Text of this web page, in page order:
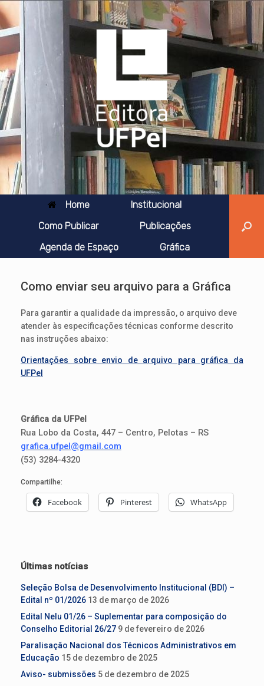
Skip
to
content
Home
Institucional
Como Publicar
Publicações
Agenda de Espaço
Gráfica
Como enviar seu arquivo para a Gráfica
Para garantir a qualidade da impressão, o arquivo deve
atender às especificações técnicas conforme descrito
nas instruções abaixo:
Orientações sobre envio de arquivo para gráfica da
UFPel
Gráfica da UFPel
Rua Lobo da Costa, 447 – Centro, Pelotas – RS
grafica.ufpel@gmail.com
(53) 3284-4320
Compartilhe:
Facebook Pinterest WhatsApp
Últimas notícias
Seleção Bolsa de Desenvolvimento Institucional (BDI) –
Edital nº 01/2026 13 de março de 2026
Edital Nelu 01/26 – Suplementar para composição do
Conselho Editorial 26/27 9 de fevereiro de 2026
Paralisação Nacional dos Técnicos Administrativos em
Educação 15 de dezembro de 2025
Aviso- submissões 5 de dezembro de 2025